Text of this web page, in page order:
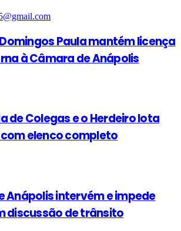
Paula mantém licença
à Câmara de Anápolis
de Colegas e o Herdeiro lota
com elenco completo
Anápolis intervém e impede
discussão de trânsito